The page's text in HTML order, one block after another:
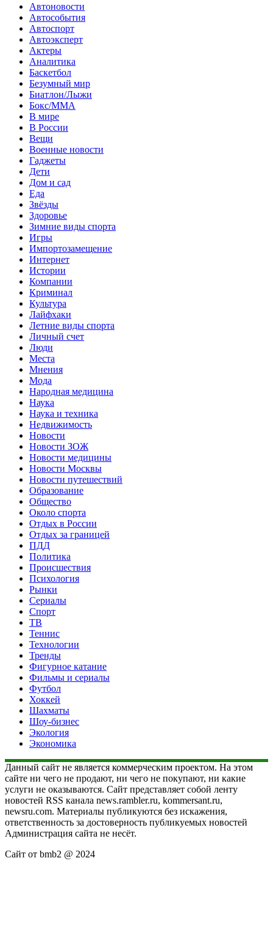
Автоновости
Автособытия
Автоспорт
Автоэксперт
Актеры
Аналитика
Баскетбол
Безумный мир
Биатлон/Лыжи
Бокс/MMA
В мире
В России
Вещи
Военные новости
Гаджеты
Дети
Дом и сад
Еда
Звёзды
Здоровье
Зимние виды спорта
Игры
Импортозамещение
Интернет
Истории
Компании
Криминал
Культура
Лайфхаки
Летние виды спорта
Личный счет
Люди
Места
Мнения
Мода
Народная медицина
Наука
Наука и техника
Недвижимость
Новости
Новости ЗОЖ
Новости медицины
Новости Москвы
Новости путешествий
Образование
Общество
Около спорта
Отдых в России
Отдых за границей
ПДД
Политика
Происшествия
Психология
Рынки
Сериалы
Спорт
ТВ
Теннис
Технологии
Тренды
Фигурное катание
Фильмы и сериалы
Футбол
Хоккей
Шахматы
Шоу-бизнес
Экология
Экономика
Данный сайт не является коммерческим проектом. На этом
сайте ни чего не продают, ни чего не покупают, ни какие
услуги не оказываются. Сайт представляет собой ленту
новостей RSS канала news.rambler.ru, kommersant.ru,
newsru.com. Материалы публикуются без искажения,
ответственность за достоверность публикуемых новостей
Администрация сайта не несёт.
Сайт от bmb2 @ 2024